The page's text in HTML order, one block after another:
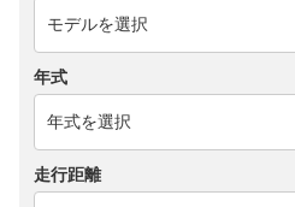
年式
走行距離